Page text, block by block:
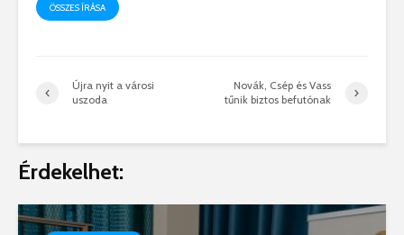
ÖSSZES ÍRÁSA
Újra nyit a városi
uszoda
Novák, Csép és Vass
tűnik biztos befutónak
Érdekelhet: